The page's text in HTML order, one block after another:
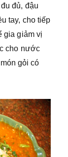
đủ, đậu
tay, cho tiếp
gia giảm vị
cho nước
gỏi có